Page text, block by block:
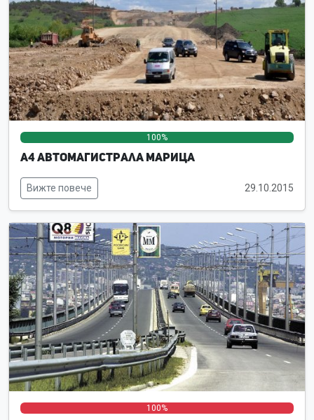
100%
А4 Автомагистрала Марица
Вижте повече 29.10.2015
0%
0% 100%